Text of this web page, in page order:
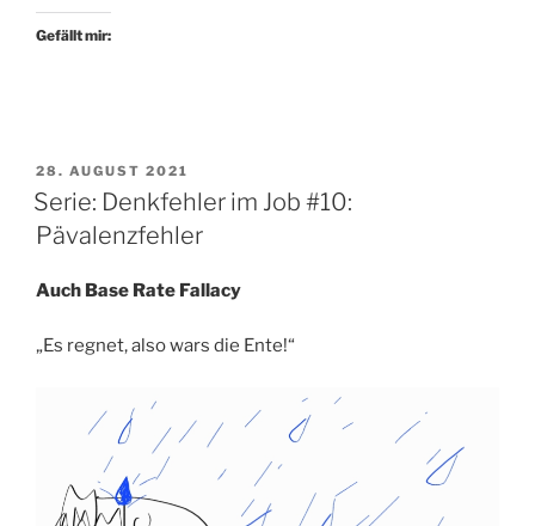
Gefällt mir:
VERÖFFENTLICHT
AM
28. AUGUST 2021
Serie: Denkfehler im Job #10:
Pävalenzfehler
Auch Base Rate Fallacy
„Es regnet, also wars die Ente!“